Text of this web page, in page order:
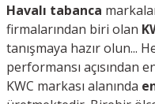
Havalı tabanca
firmalarından biri olan
tanışmaya hazır olun... H
performansı açısından
KWC markası alanında